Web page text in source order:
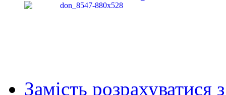
Замість